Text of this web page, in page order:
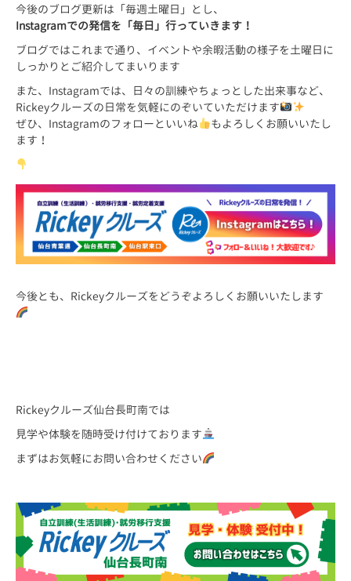
今後のブログ更新は「毎週土曜日」とし、
Instagramでの発信を「毎日」行っていきます！
ブログではこれまで通り、イベントや余暇活動の様子を土曜日に
しっかりとご紹介してまいります
また、Instagramでは、日々の訓練やちょっとした出来事など、
Rickeyクルーズの日常を気軽にのぞいていただけます
ぜひ、Instagramのフォローといいね
もよろしくお願いいたし
ます！
今後とも、Rickeyクルーズをどうぞよろしくお願いいたします
Rickeyクルーズ仙台長町南では
見学や体験を随時受け付けております
まずはお気軽にお問い合わせください